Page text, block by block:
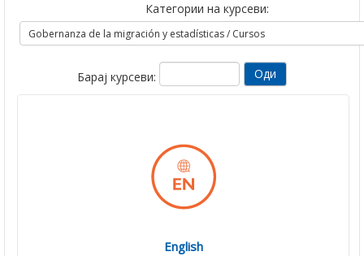
Категории на курсеви:
Барај курсеви:
English